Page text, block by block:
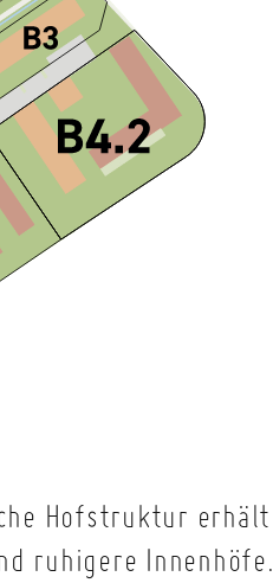
Hofstruktur erhält
ruhigere Innenhöfe.